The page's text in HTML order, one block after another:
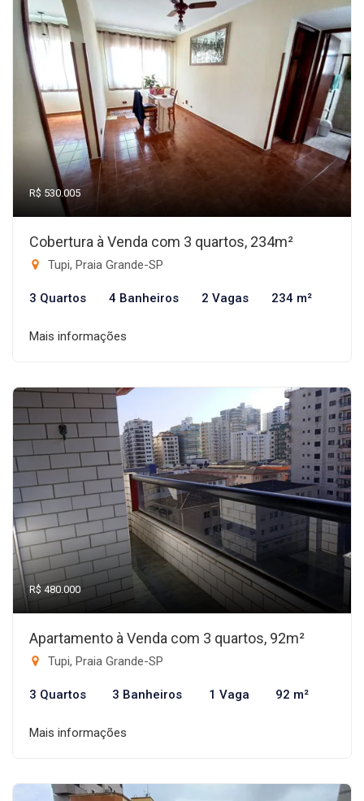
R$ 530.005
Cobertura à Venda com 3 quartos, 234m²
Tupi, Praia Grande-SP
3 Quartos 4 Banheiros 2 Vagas 234 m²
Mais informações
R$ 480.000
Apartamento à Venda com 3 quartos, 92m²
Tupi, Praia Grande-SP
3 Quartos 3 Banheiros 1 Vaga 92 m²
Mais informações